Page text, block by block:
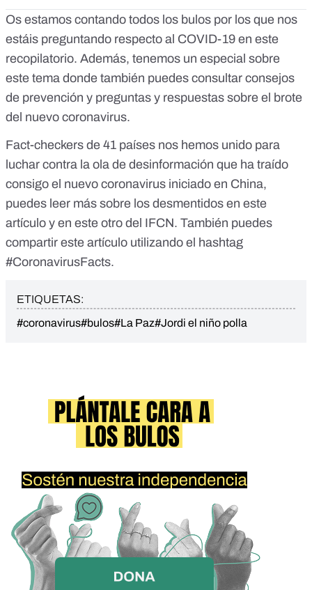
Os estamos contando todos los bulos por los que nos
estáis preguntando respecto al COVID-19 en este
recopilatorio. Además, tenemos un especial sobre
este tema donde también puedes consultar consejos
de prevención y preguntas y respuestas sobre el brote
del nuevo coronavirus.
Fact-checkers de 41 países nos hemos unido para
luchar contra la ola de desinformación que ha traído
consigo el nuevo coronavirus iniciado en China,
puedes leer más sobre los desmentidos en este
artículo y en este otro del IFCN. También puedes
compartir este artículo utilizando el hashtag
#CoronavirusFacts.
ETIQUETAS:
#coronavirus#bulos#La Paz#Jordi el niño polla